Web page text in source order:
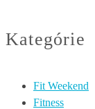
Kategórie
Fit Weekend
Fitness